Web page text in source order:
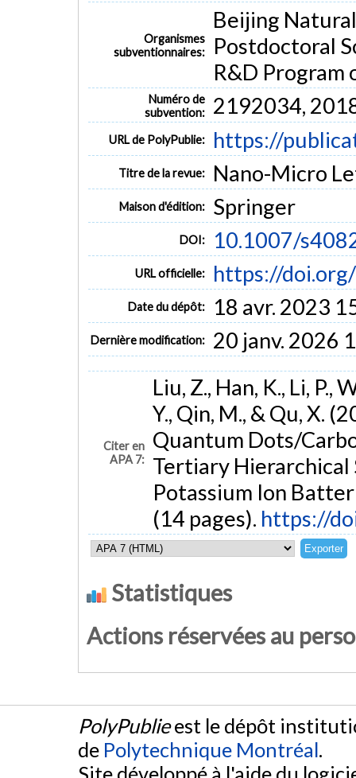
Organismes
subventionnaires:
Beijing
Postdoctoral
R&D Program
Numéro de
subvention:
2192034,
URL de PolyPublie: https://
Titre de la revue: Nano-Micro
Maison d'édition: Springer
DOI: 10.1007/
URL officielle: https://
Date du dépôt: 18 avr. 2023
Dernière modification: 20 janv. 2026
Citer en
APA 7:
Liu, Z., Han, K., Li, P.,
Y., Qin, M., & Qu, X.
Quantum Dots/
Tertiary
Potassium Ion
(14 pages). https://
Statistiques
Actions réservées au
PolyPublieest le dépôt
de Polytechnique Montréal.